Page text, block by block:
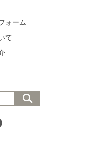
ォーム
て